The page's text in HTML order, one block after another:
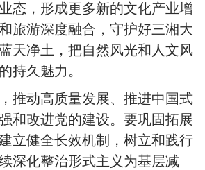
态，形成更多新的文化产业增
旅游深度融合，守护好三湘大
天净土，把自然风光和人文风
持久魅力。
动高质量发展、推进中国式
和改进党的建设。要巩固拓展
立健全长效机制，树立和践行
深化整治形式主义为基层减